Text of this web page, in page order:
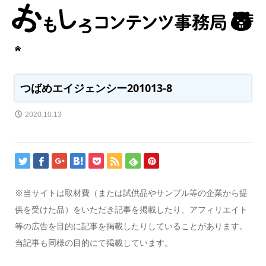
つばめエイジェンシー201013-8
2020.10.13
※当サイトは取材費（または試供品やサンプル等の企業から提
供を受けた品）をいただき記事を掲載したり、アフィリエイト
等の広告を目的に記事を掲載したりしていることがあります。
当記事も同様の目的にて掲載しています。